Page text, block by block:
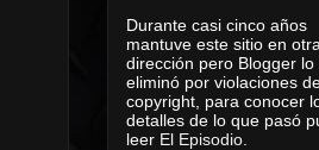
Durante casi cinco años
mantuve este sitio en
dirección pero Blogger lo
eliminó por violaciones
copyright, para conocer
detalles de lo que pasó
leer El Episodio